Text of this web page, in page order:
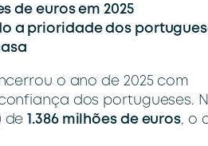
de euros em 2025
a prioridade dos
o ano de 2025 com
dos portugueses.
de
1.386 milhões de euros, o